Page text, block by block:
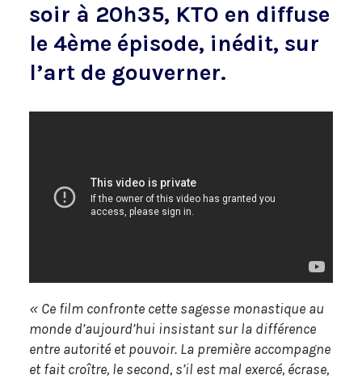
soir à 20h35, KTO en diffuse
le 4ème épisode, inédit, sur
l’art de gouverner.
« Ce film confronte cette sagesse monastique au
monde d’aujourd’hui insistant sur la différence
entre autorité et pouvoir. La première accompagne
et fait croître, le second, s’il est mal exercé, écrase,